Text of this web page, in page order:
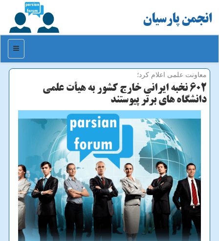
انجمن پارسیان
منو
معاونت علمی اعلام كرد؛
۶۰۲ نخبه ایرانی خارج کشور به هیأت علمی
دانشگاه های برتر پیوستند